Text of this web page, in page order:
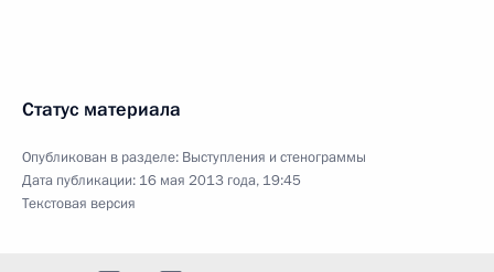
Статус материала
Опубликован в разделе: Выступления и стенограммы
Дата публикации: 16 мая 2013 года, 19:45
Текстовая версия